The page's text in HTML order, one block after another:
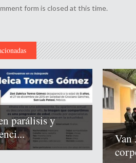
form is closed at this time.
parálisis y
Van